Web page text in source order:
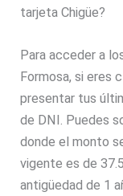
tarjeta Chigüe?
Para acceder a
Formosa, si eres
presentar tus
de DNI. Puedes
donde el monto
vigente es de
antigüedad de 1